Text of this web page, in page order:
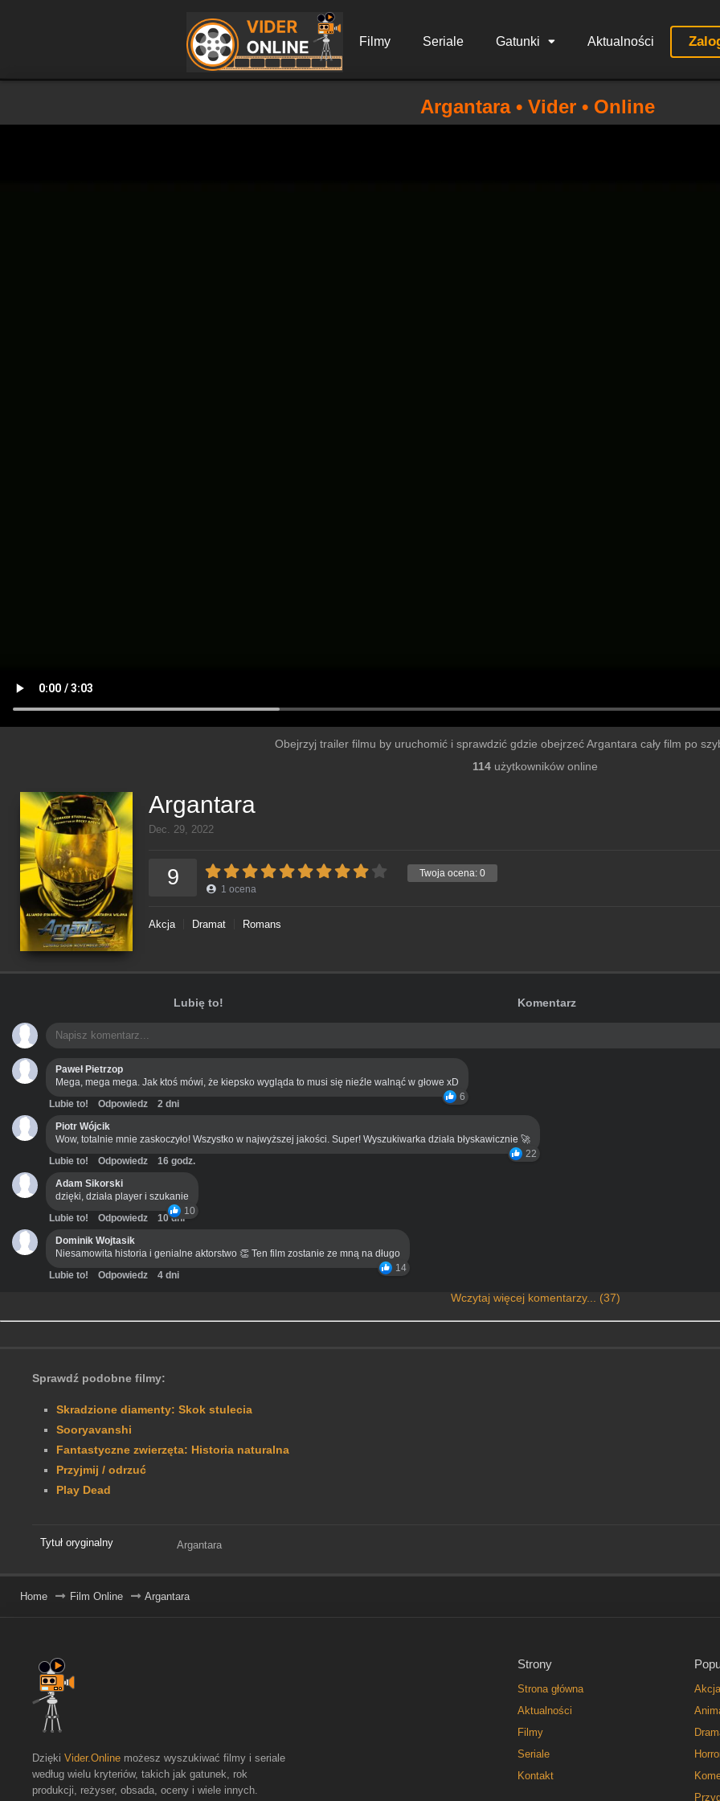
Filmy Seriale Gatunki Aktualności
Argantara • Vider • Online
Obejrzyj trailer filmu by uruchomić i sprawdzić gdzie obejrzeć Argantara cały film po
114 użytkowników online
Argantara
Dec. 29, 2022
Twoja ocena: 0
9 1 ocena
Akcja Dramat Romans
Lubię to! Komentarz
Paweł Pietrzop
Mega, mega mega. Jak ktoś mówi, że kiepsko wygląda to musi się nieźle walnąć w głowe xD
6
Lubie to! Odpowiedz
2 dni
Piotr Wójcik
Wow, totalnie mnie zaskoczyło! Wszystko w najwyższej jakości. Super! Wyszukiwarka działa błyskawicznie 🚀
22
Lubie to! Odpowiedz
16 godz.
Adam Sikorski
dzięki, działa player i szukanie
10
Lubie to! Odpowiedz
10 dni
Dominik Wojtasik
Niesamowita historia i genialne aktorstwo 👏 Ten film zostanie ze mną na długo
14
Lubie to! Odpowiedz 4 dni
Wczytaj więcej komentarzy... (37)
Sprawdź podobne filmy:
Skradzione diamenty: Skok stulecia
Sooryavanshi
Fantastyczne zwierzęta: Historia naturalna
Przyjmij / odrzuć
Play Dead
Tytuł oryginalny Argantara
Home Film Online Argantara
Strony
Strona główna
Aktualności
Filmy
Seriale
Kontakt
Akcja
Dzięki Vider.Online możesz wyszukiwać filmy i seriale
według wielu kryteriów, takich jak gatunek, rok
produkcji, reżyser, obsada, oceny i wiele innych.